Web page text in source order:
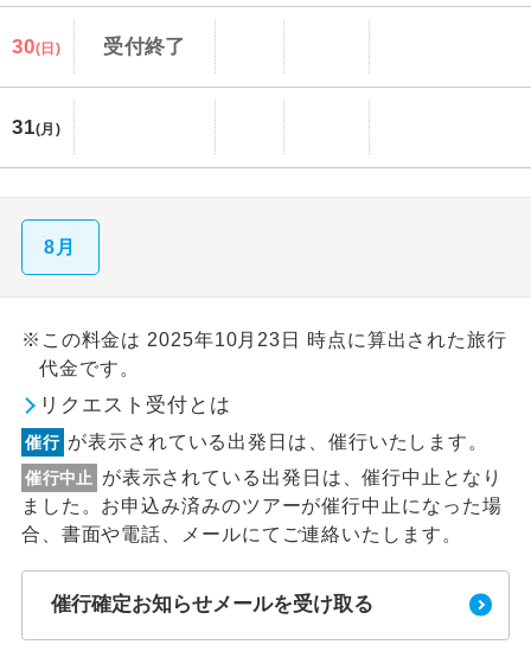
30(日) 受付終了
31(月)
8月
※この料金は 2025年10月23日 時点に算出された旅行
代金です。
リクエスト受付とは
催行 が表示されている出発日は、催行いたします。
催行中止
が表示されている出発日は、催行中止となり
ました。お申込み済みのツアーが催行中止になった場
合、書面や電話、メールにてご連絡いたします。
催行確定お知らせメールを受け取る